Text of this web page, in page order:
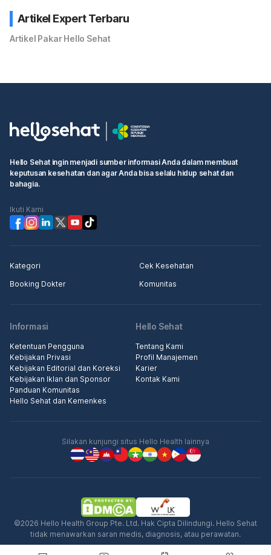
Artikel Expert Terbaru
Artikel Pakar Hello Sehat
Hello Sehat ingin menjadi sumber informasi Anda dalam membuat
keputusan kesehatan dan agar Anda bisa selalu hidup sehat dan
bahagia.
Ikuti Kami
Kategori
Cek Kesehatan
Booking Dokter
Komunitas
Informasi
Ketentuan Pengguna
Kebijakan Privasi
Kebijakan Editorial dan Koreksi
Kebijakan Iklan dan Sponsor
Panduan Komunitas
Hello Sehat dan Kemenkes
Hello Sehat
Tentang Kami
Profil Manajemen
Karier
Kontak Kami
Silakan kunjungi situs Hello Health lainnya
©2026 Hello Health Group Pte. Ltd. Hak Cipta Dilindungi. Hello Sehat
tidak menawarkan saran medis, diagnosis, atau perawatan.